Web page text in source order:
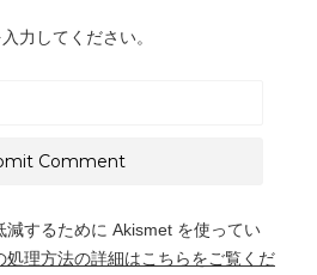
力してください。
減するために Akismet を使ってい
処理方法の詳細はこちらをご覧くだ